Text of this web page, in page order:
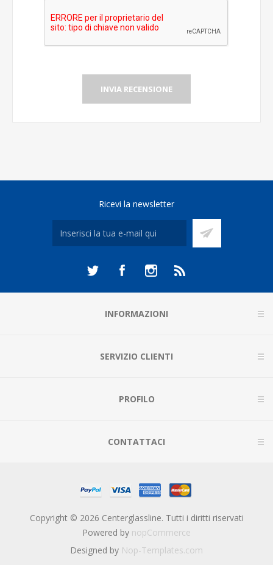
INVIA RECENSIONE
Ricevi la newsletter
INFORMAZIONI
SERVIZIO CLIENTI
PROFILO
CONTATTACI
Copyright © 2026 Centerglassline. Tutti i diritti riservati
Powered by nopCommerce
Designed by Nop-Templates.com